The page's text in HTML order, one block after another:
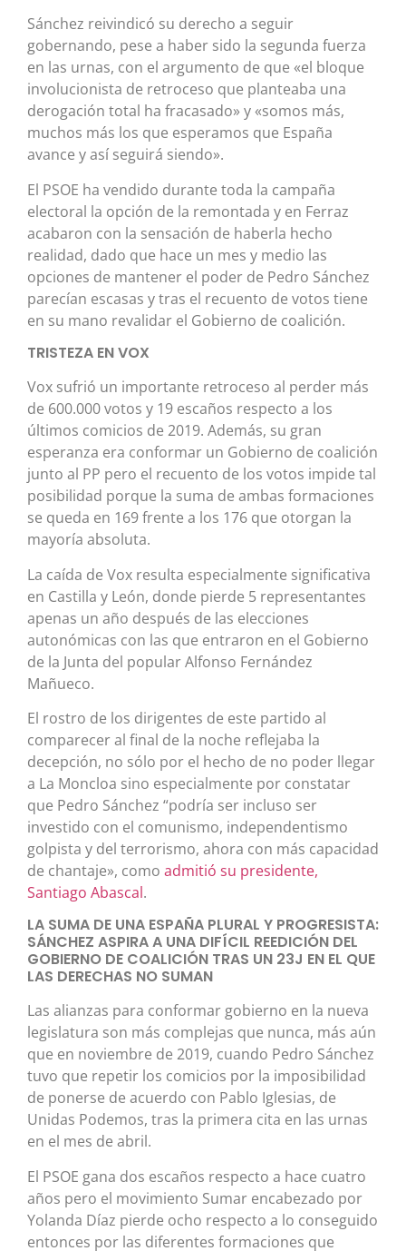
Sánchez reivindicó su derecho a seguir
gobernando, pese a haber sido la segunda fuerza
en las urnas, con el argumento de que «el bloque
involucionista de retroceso que planteaba una
derogación total ha fracasado» y «somos más,
muchos más los que esperamos que España
avance y así seguirá siendo».
El PSOE ha vendido durante toda la campaña
electoral la opción de la remontada y en Ferraz
acabaron con la sensación de haberla hecho
realidad, dado que hace un mes y medio las
opciones de mantener el poder de Pedro Sánchez
parecían escasas y tras el recuento de votos tiene
en su mano revalidar el Gobierno de coalición.
TRISTEZA EN VOX
Vox sufrió un importante retroceso al perder más
de 600.000 votos y 19 escaños respecto a los
últimos comicios de 2019. Además, su gran
esperanza era conformar un Gobierno de coalición
junto al PP pero el recuento de los votos impide tal
posibilidad porque la suma de ambas formaciones
se queda en 169 frente a los 176 que otorgan la
mayoría absoluta.
La caída de Vox resulta especialmente significativa
en Castilla y León, donde pierde 5 representantes
apenas un año después de las elecciones
autonómicas con las que entraron en el Gobierno
de la Junta del popular Alfonso Fernández
Mañueco.
El rostro de los dirigentes de este partido al
comparecer al final de la noche reflejaba la
decepción, no sólo por el hecho de no poder llegar
a La Moncloa sino especialmente por constatar
que Pedro Sánchez “podría ser incluso ser
investido con el comunismo, independentismo
golpista y del terrorismo, ahora con más capacidad
de chantaje», como admitió su presidente,
Santiago Abascal.
LA SUMA DE UNA ESPAÑA PLURAL Y PROGRESISTA:
SÁNCHEZ ASPIRA A UNA DIFÍCIL REEDICIÓN DEL
GOBIERNO DE COALICIÓN TRAS UN 23J EN EL QUE
LAS DERECHAS NO SUMAN
Las alianzas para conformar gobierno en la nueva
legislatura son más complejas que nunca, más aún
que en noviembre de 2019, cuando Pedro Sánchez
tuvo que repetir los comicios por la imposibilidad
de ponerse de acuerdo con Pablo Iglesias, de
Unidas Podemos, tras la primera cita en las urnas
en el mes de abril.
El PSOE gana dos escaños respecto a hace cuatro
años pero el movimiento Sumar encabezado por
Yolanda Díaz pierde ocho respecto a lo conseguido
entonces por las diferentes formaciones que